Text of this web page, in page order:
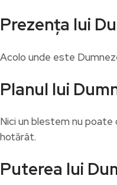
Prezența lui
Acolo unde este
Planul lui
Nici un blestem nu poate
hotărât.
Puterea lui